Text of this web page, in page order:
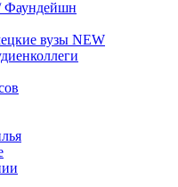
Фаундейшн
вузы NEW